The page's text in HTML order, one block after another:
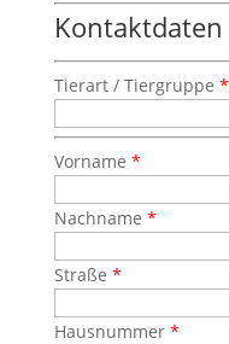
Kontaktdaten
Tierart / Tiergruppe *
Vorname *
Nachname *
Straße *
Hausnummer *